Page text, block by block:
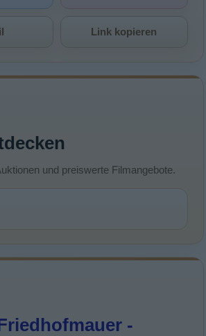
Link kopieren
und preiswerte Filmangebote.
-